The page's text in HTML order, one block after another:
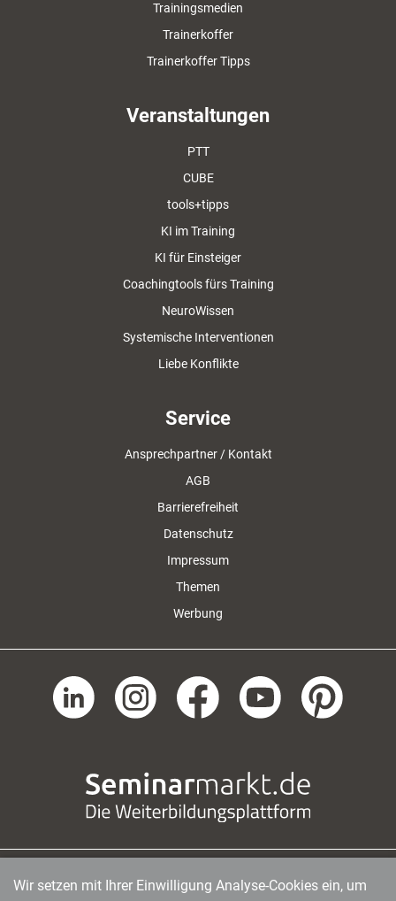
Trainingsmedien
Trainerkoffer
Trainerkoffer Tipps
Veranstaltungen
PTT
CUBE
tools+tipps
KI im Training
KI für Einsteiger
Coachingtools fürs Training
NeuroWissen
Systemische Interventionen
Liebe Konflikte
Service
Ansprechpartner / Kontakt
AGB
Barrierefreiheit
Datenschutz
Impressum
Themen
Werbung
managerSeminare Verlags GmbH | Endenicher Str. 41
|
Wir setzen mit Ihrer Einwilligung Analyse-Cookies ein, um